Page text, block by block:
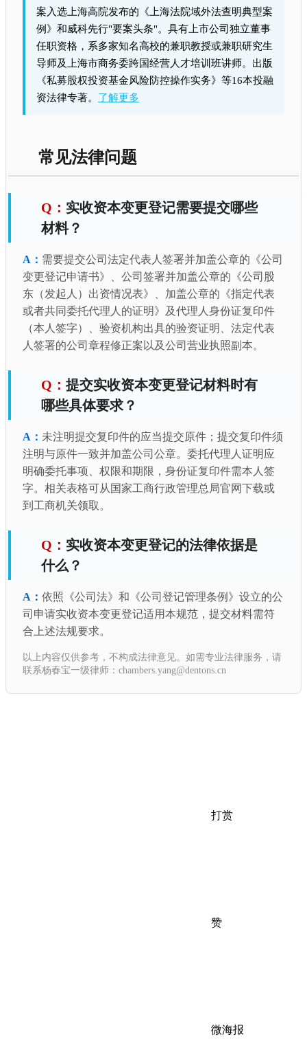
案入选上海高院发布的《上海法院域外法查明典型案
例》和威科先行"要案头条"。具有上市公司独立董事
任职资格，系多家知名高校的兼职教授或兼职研究生
导师及上海市商务委跨国经营人才培训班讲师。出版
《私募股权投资基金风险防控操作实务》等16本投融
资法律专著。 了解更多
常见法律问题
实收资本变更登记需要提交哪些
材料？
需要提交公司法定代表人签署并加盖公章的《公司
变更登记申请书》、公司签署并加盖公章的《公司股
东（发起人）出资情况表》、加盖公章的《指定代表
或者共同委托代理人的证明》及代理人身份证复印件
（本人签字）、验资机构出具的验资证明、法定代表
人签署的公司章程修正案以及公司营业执照副本。
提交实收资本变更登记材料时有
哪些具体要求？
未注明提交复印件的应当提交原件；提交复印件须
注明与原件一致并加盖公司公章。委托代理人证明应
明确委托事项、权限和期限，身份证复印件需本人签
字。相关表格可从国家工商行政管理总局官网下载或
到工商机关领取。
实收资本变更登记的法律依据是
什么？
依照《公司法》和《公司登记管理条例》设立的公
司申请实收资本变更登记适用本规范，提交材料需符
合上述法规要求。
以上内容仅供参考，不构成法律意见。如需专业法律服务，请
联系杨春宝一级律师：chambers.yang@dentons.cn
打赏
赞
微海报